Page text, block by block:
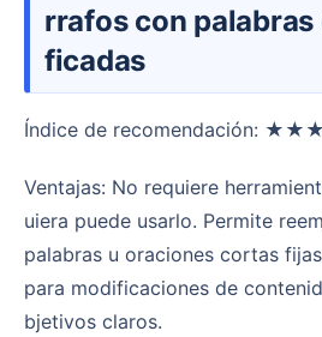
rrafos con palabras
ficadas
Índice de recomendación:
Ventajas: No requiere herramientas adicionales, cualq
uiera puede usarlo. Permite
palabras u oraciones cortas
para modificaciones de
bjetivos claros.